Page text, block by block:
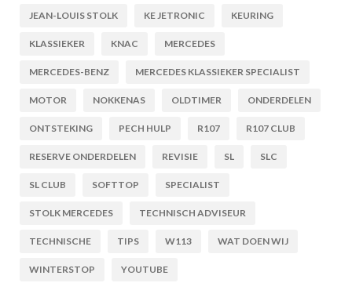
JEAN-LOUIS STOLK KE JETRONIC KEURING
KLASSIEKER KNAC MERCEDES
MERCEDES-BENZ MERCEDES KLASSIEKER SPECIALIST
MOTOR NOKKENAS OLDTIMER ONDERDELEN
ONTSTEKING PECH HULP R107 R107 CLUB
RESERVE ONDERDELEN REVISIE SL SLC
SL CLUB SOFTTOP SPECIALIST
STOLK MERCEDES TECHNISCH ADVISEUR
TECHNISCHE TIPS W113 WAT DOEN WIJ
WINTERSTOP YOUTUBE